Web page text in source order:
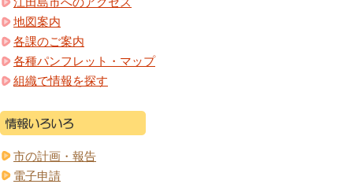
江田島市へのアクセス
地図案内
各課のご案内
各種パンフレット・マップ
組織で情報を探す
市の計画・報告
電子申請